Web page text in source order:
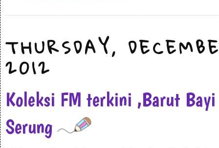
THURSDAY,
2012
Koleksi FM terkini ,Barut
Serung